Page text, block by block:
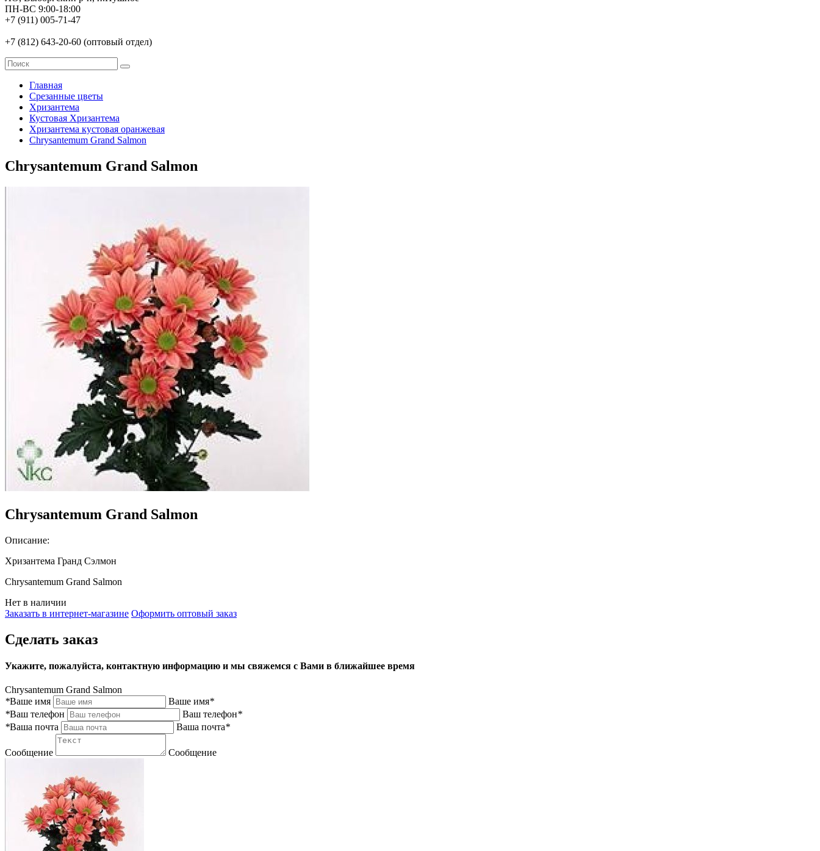
ПН-ВС 9:00-18:00
+7 (911) 005-71-47
+7 (812) 643-20-60 (оптовый отдел)
Главная
Срезанные цветы
Хризантема
Кустовая Хризантема
Хризантема кустовая оранжевая
Chrysantemum Grand Salmon
Chrysantemum Grand Salmon
Chrysantemum Grand Salmon
Описание:
Хризантема Гранд Сэлмон
Chrysantemum Grand Salmon
Нет в наличии
Заказать в интернет-магазине Оформить оптовый заказ
Сделать заказ
Укажите, пожалуйста, контактную информацию и мы свяжемся с Вами в ближайшее время
Chrysantemum Grand Salmon
*Ваше имя Ваше имя*
*Ваш телефон Ваш телефон*
*Ваша почта Ваша почта*
Сообщение Сообщение